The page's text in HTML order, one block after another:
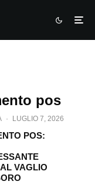
pos
· LUGLIO 7, 2026
POS:
VAGLIO